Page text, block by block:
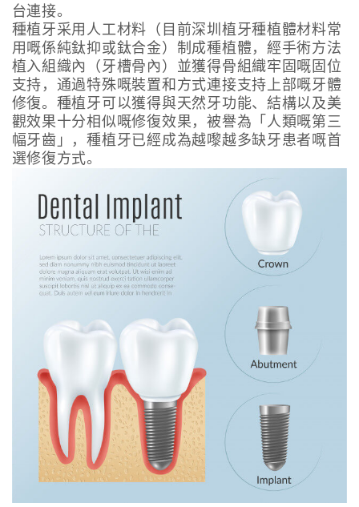
台連接。
種植牙采用人工材料（目前深圳植牙種植體材料常
用嘅係純鈦抑或鈦合金）制成種植體，經手術方法
植入組織內（牙槽骨內）並獲得骨組織牢固嘅固位
支持，通過特殊嘅裝置和方式連接支持上部嘅牙體
修復。種植牙可以獲得與天然牙功能、結構以及美
觀效果十分相似嘅修復效果，被譽為「人類嘅第三
幅牙齒」，種植牙已經成為越嚟越多缺牙患者嘅首
選修復方式。